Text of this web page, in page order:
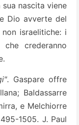
nascita viene
Dio avverte del
israelitiche: i
crederanno
. Gaspare offre
Baldassarre
e Melchiorre
1505. J. Paul